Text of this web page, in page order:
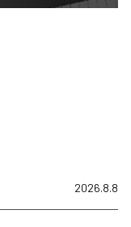
2026.8.8